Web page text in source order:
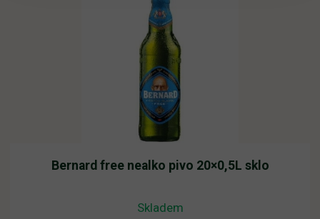
Bernard free nealko pivo 20×0,5L sklo
Skladem